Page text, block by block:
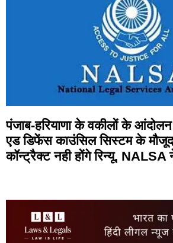
पंजाब-हरियाणा के वकीलों के
एड डिफेंस काउंसिल सिस्टम के
कॉन्ट्रैक्ट नही होंगे रिन्यू, NALSA